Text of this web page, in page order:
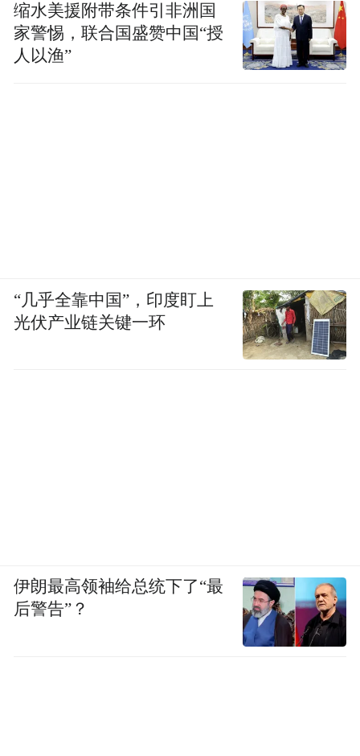
缩水美援附带条件引非洲国
家警惕，联合国盛赞中国“授
人以渔”
“几乎全靠中国”，印度盯上
光伏产业链关键一环
伊朗最高领袖给总统下了“最
后警告”？